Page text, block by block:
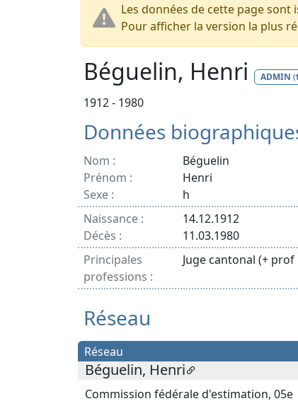
Les données de cette page sont
Pour afficher la version la plus
Béguelin, Henri ADMIN
1912 - 1980
Données
Nom :
Béguelin
Prénom :
Henri
Sexe :
h
Naissance :
14.12.1912
Décès :
11.03.1980
Principales
professions :
Juge cantonal (+
Réseau
Réseau
Béguelin, Henri
Commission fédérale d'estimation, 05e